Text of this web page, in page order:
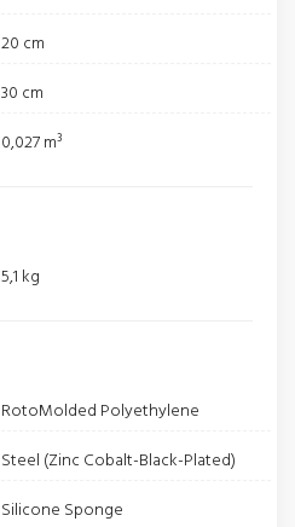
20 cm
30 cm
0,027 m³
5,1 kg
RotoMolded Polyethylene
Steel (Zinc Cobalt-Black-Plated)
Silicone Sponge